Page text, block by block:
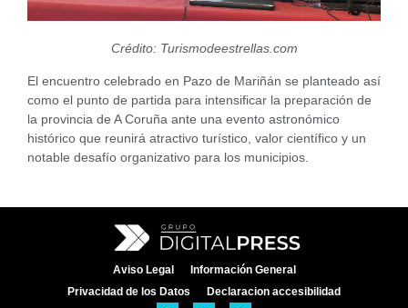
Crédito: Turismodeestrellas.com
El encuentro celebrado en Pazo de Mariñán se planteado así
como el punto de partida para intensificar la preparación de
la provincia de A Coruña ante una evento astronómico
histórico que reunirá atractivo turístico, valor científico y un
notable desafío organizativo para los municipios.
Aviso Legal
Información General
Privacidad de los Datos
Declaracion accesibilidad